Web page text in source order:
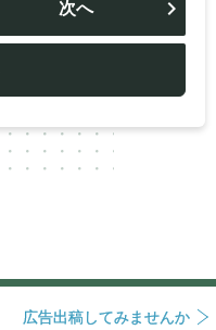
次へ
広告出稿してみませんか